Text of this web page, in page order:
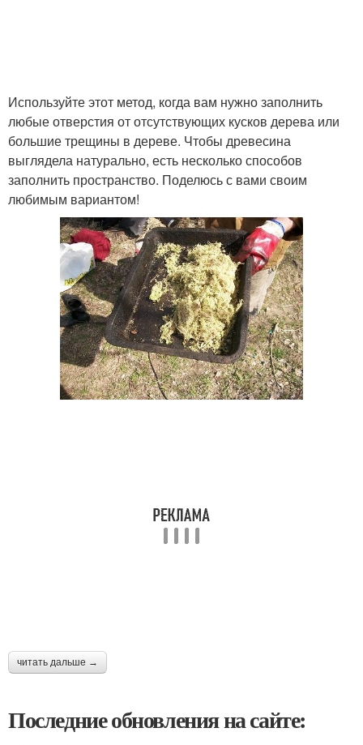
Используйте этот метод, когда вам нужно заполнить
любые отверстия от отсутствующих кусков дерева или
большие трещины в дереве. Чтобы древесина
выглядела натурально, есть несколько способов
заполнить пространство. Поделюсь с вами своим
любимым вариантом!
читать дальше →
Последние обновления на сайте: